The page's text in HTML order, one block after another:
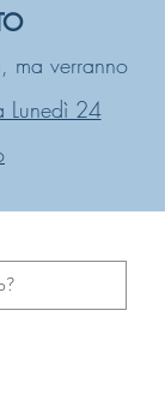
ma verranno
Lunedì 24